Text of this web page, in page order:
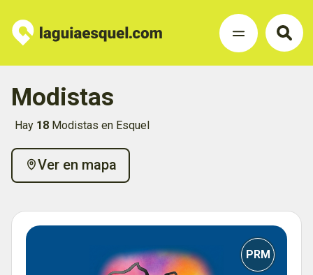
Modistas
Hay 18 Modistas en Esquel
Ver en mapa
PRM